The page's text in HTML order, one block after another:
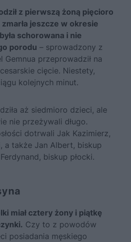
z pierwszą żoną pięcioro
jeszcze w okresie
schorowana i nie
porodu – sprowadzony z
Gemnua przeprowadził na
cięcie. Niestety,
kolejnych minut.
aż siedmioro dzieci, ale
nie przeżywali długo.
dotrwali Jak Kazimierz,
a także Jan Albert, biskup
biskup płocki.
miał cztery żony i piątkę
Czy to z powodów
posiadania męskiego